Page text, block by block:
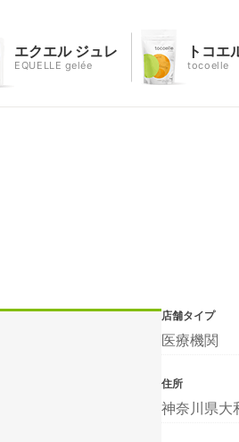
エクエル ジュレ
EQUELLE gelée
トコエ
tocoelle
店舗タイプ
医療機関
住所
神奈川県大